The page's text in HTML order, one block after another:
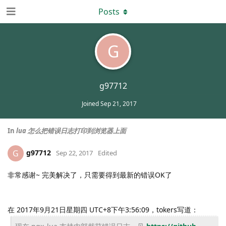
G
g97712
JoinedSep 21, 2017
Posts
In lua 怎么把错误日志打印到浏览器上面
G g97712 Sep 22, 2017 Edited
非常感谢~ 完美解决了，只需要得到最新的错误OK了
在 2017年9月21日星期四 UTC+8下午3:56:09，tokers写道：